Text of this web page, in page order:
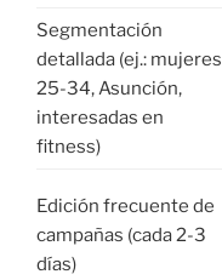
Segmentación
detallada (ej.: mujeres
25-34, Asunción,
interesadas en
fitness)
Edición frecuente de
campañas (cada 2-3
días)